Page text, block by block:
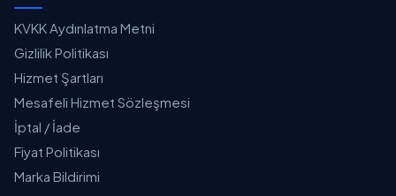
KVKK Aydınlatma Metni
Gizlilik Politikası
Hizmet Şartları
Mesafeli Hizmet Sözleşmesi
İptal / İade
Fiyat Politikası
Marka Bildirimi